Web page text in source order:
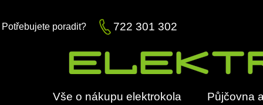
Potřebujete poradit? 722 301 302
Vše o nákupu elektrokola Půjčovna